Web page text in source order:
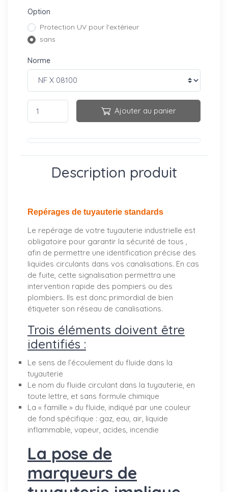
Option
Protection UV pour l'extérieur
sans
Norme
Ajouter au panier
Description produit
Repérages de tuyauterie standards
Le repérage de votre tuyauterie industrielle est
obligatoire pour garantir la sécurité de tous ,
afin de permettre une identification précise des
liquides circulants dans vos canalisations. En cas
de fuite, cette signalisation permettra une
intervention rapide des pompiers ou des
plombiers. Ils est donc primordial de bien
étiqueter son réseau de canalisations.
Trois éléments doivent être
identifiés :
Le sens de l’écoulement du fluide dans la
tuyauterie
Le nom du fluide circulant dans la tuyauterie, en
toute lettre, et sans formule chimique
La « famille » du fluide, indiqué par une couleur
de fond spécifique : gaz, eau, air, liquide
inflammable, vapeur, acides, incendie
La pose de
marqueurs de